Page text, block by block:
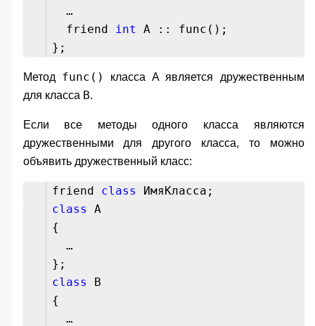
…
friend int A :: func();
};
Метод func() классаAявляется дружественным
для класса B.
Если все методы одного класса являются
дружественными для другого класса, то можно
объявить дружественный класс:
friend class ИмяКласса;
class A
{
…
};
class B
{
…